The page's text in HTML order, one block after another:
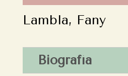
Lambla, Fany
Biografía